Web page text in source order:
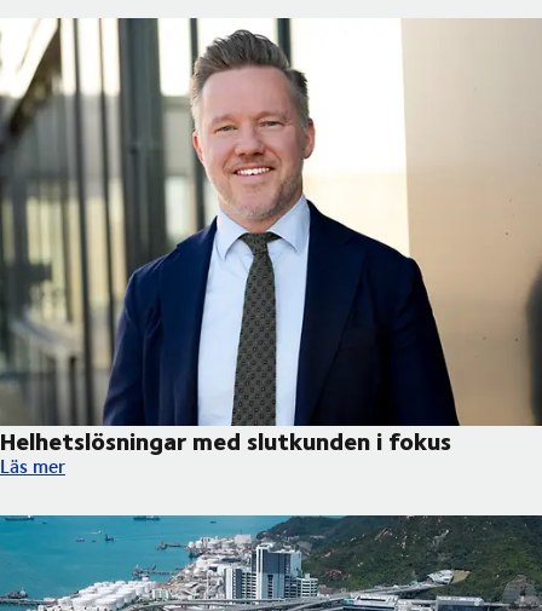
Helhetslösningar med slutkunden i fokus
Helhetslösningar med slutkunden i fokus
Läs mer